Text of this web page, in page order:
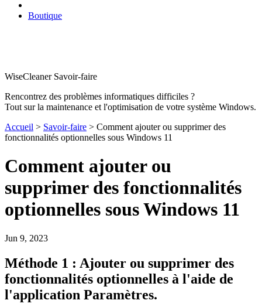
Boutique
WiseCleaner Savoir-faire
Rencontrez des problèmes informatiques difficiles ?
Tout sur la maintenance et l'optimisation de votre système Windows.
Accueil > Savoir-faire > Comment ajouter ou supprimer des
fonctionnalités optionnelles sous Windows 11
Comment ajouter ou
supprimer des fonctionnalités
optionnelles sous Windows 11
Jun 9, 2023
Méthode 1 : Ajouter ou supprimer des
fonctionnalités optionnelles à l'aide de
l'application Paramètres.